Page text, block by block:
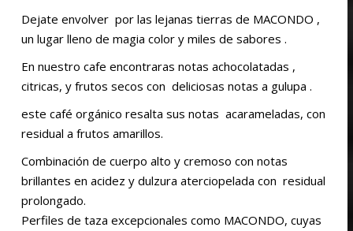
Dejate envolver por las lejanas tierras de MACONDO ,
un lugar lleno de magia color y miles de sabores .
En nuestro cafe encontraras notas achocolatadas ,
citricas, y frutos secos con deliciosas notas a gulupa .
este café orgánico resalta sus notas acarameladas, con
residual a frutos amarillos.
Combinación de cuerpo alto y cremoso con notas
brillantes en acidez y dulzura aterciopelada con residual
prolongado.
Perfiles de taza excepcionales como MACONDO, cuyas
producto
producto